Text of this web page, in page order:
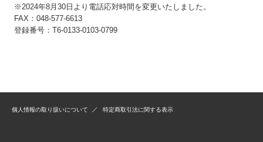
※2024年8月30日より電話応対時間を変更いたしました。
FAX：048-577-6613
登録番号：T6-0133-0103-0799
個人情報の取り扱いについて 特定商取引法に関する表示